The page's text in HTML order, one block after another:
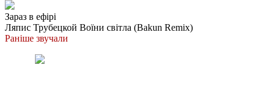
Зараз в ефірі
Ляпис Трубецкой Воїни світла (Bakun Remix)
Раніше звучали